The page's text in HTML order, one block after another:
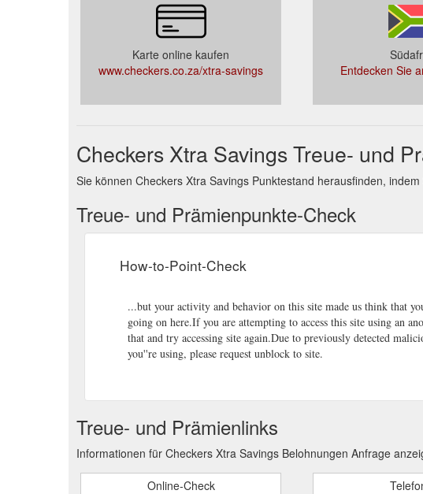
Karte online kaufen
www.checkers.co.za/xtra-savings
Entdecken Sie
Checkers Xtra Savings Treue- und
Sie können Checkers Xtra Savings Punktestand herausfinden,
Treue- und Prämienpunkte-Check
How-to-Point-Check
...but your activity and behavior on this site made us think that
going on here.If you are attempting to access this site using an
that and try accessing site again.Due to previously detected
you''re using, please request unblock to site.
Treue- und Prämienlinks
Informationen für Checkers Xtra Savings Belohnungen Anfrage
Online-Check